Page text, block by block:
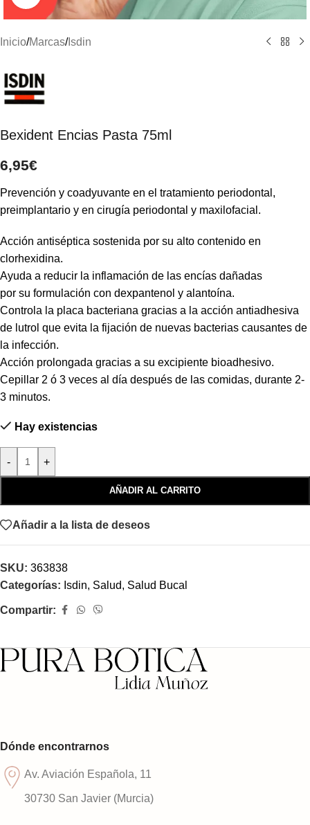
Inicio/Marcas/Isdin
Bexident Encias Pasta 75ml
6,95€
Prevención y coadyuvante en el tratamiento periodontal,
preimplantario y en cirugía periodontal y maxilofacial.
Acción antiséptica sostenida por su alto contenido en
clorhexidina.
Ayuda a reducir la inflamación de las encías dañadas
por su formulación con dexpantenol y alantoína.
Controla la placa bacteriana gracias a la acción antiadhesiva
de lutrol que evita la fijación de nuevas bacterias causantes de
la infección.
Acción prolongada gracias a su excipiente bioadhesivo.
Cepillar 2 ó 3 veces al día después de las comidas, durante 2-
3 minutos.
Hay existencias
- +
AÑADIR AL CARRITO
Añadir a la lista de deseos
SKU: 363838
Categorías: Isdin, Salud, Salud Bucal
Compartir:
Dónde encontrarnos
Av. Aviación Española, 11
30730 San Javier (Murcia)